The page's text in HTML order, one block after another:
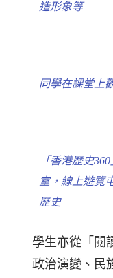
造形象等
同學在課堂上
「香港歷史
室，線上遊覽
歷史
學生亦從「閱
政治演變、民